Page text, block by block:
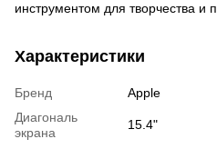
инструментом для творчества и
Характеристики
Бренд
Apple
Диагональ
экрана
15.4"